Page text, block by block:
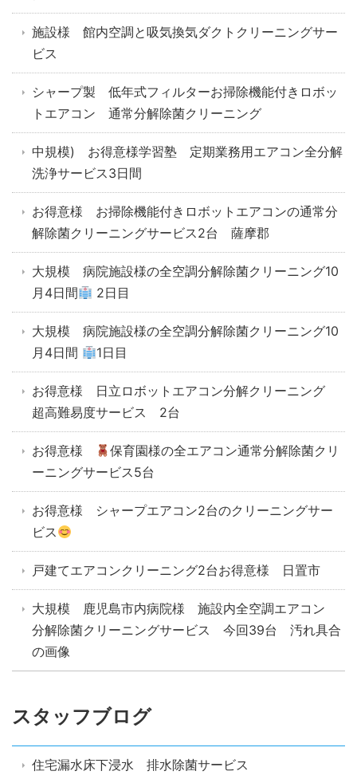
施設様 館内空調と吸気換気ダクトクリーニングサー
ビス
シャープ製 低年式フィルターお掃除機能付きロボッ
トエアコン 通常分解除菌クリーニング
中規模) お得意様学習塾 定期業務用エアコン全分解
洗浄サービス3日間
お得意様 お掃除機能付きロボットエアコンの通常分
解除菌クリーニングサービス2台 薩摩郡
大規模 病院施設様の全空調分解除菌クリーニング10
月4日間
2日目
大規模 病院施設様の全空調分解除菌クリーニング10
月4日間
1日目
お得意様 日立ロボットエアコン分解クリーニング
超高難易度サービス 2台
お得意様
保育園様の全エアコン通常分解除菌クリ
ーニングサービス5台
お得意様 シャープエアコン2台のクリーニングサー
ビス
戸建てエアコンクリーニング2台お得意様 日置市
大規模 鹿児島市内病院様 施設内全空調エアコン
分解除菌クリーニングサービス 今回39台 汚れ具合
の画像
スタッフブログ
住宅漏水床下浸水 排水除菌サービス